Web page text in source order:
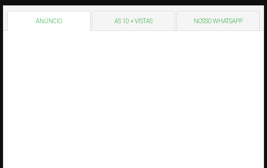
ANÚNCIO AS 10 + VISTAS NOSSO WHATSAPP